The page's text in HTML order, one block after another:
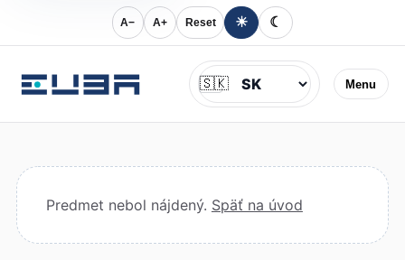
A− A+ Reset ☀ ☾
Menu
Jazyk
🇸🇰
Predmet nebol nájdený. Späť na úvod